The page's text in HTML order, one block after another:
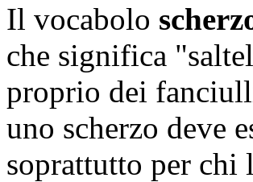
Il vocabolo
che significa
proprio dei
uno scherzo deve
soprattutto per chi